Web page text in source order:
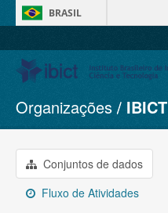
BRASIL
Conjuntos de dados
Organizações
Grupos
Sobre
Organizações IBICT
Conjuntos de dados
Fluxo de Atividades